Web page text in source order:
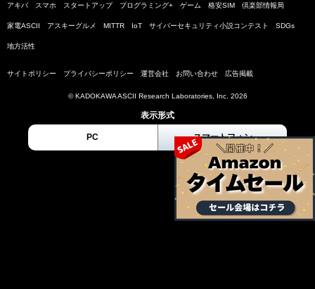
アキバ スマホ スタートアップ プログラミング+ ゲーム 格安SIM 倶楽部情報局
家電ASCII アスキーグルメ MITTR IoT サイバーセキュリティ小説コンテスト SDGs
地方活性
サイトポリシー プライバシーポリシー 運営会社 お問い合わせ 広告掲載
© KADOKAWA ASCII Research Laboratories, Inc. 2026
表示形式
PC スマートフォン